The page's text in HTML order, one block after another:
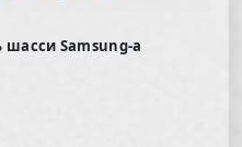
Samsung-a